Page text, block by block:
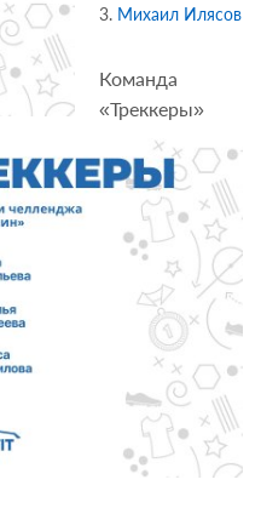
Михаил Илясов
Команда
«Треккеры»